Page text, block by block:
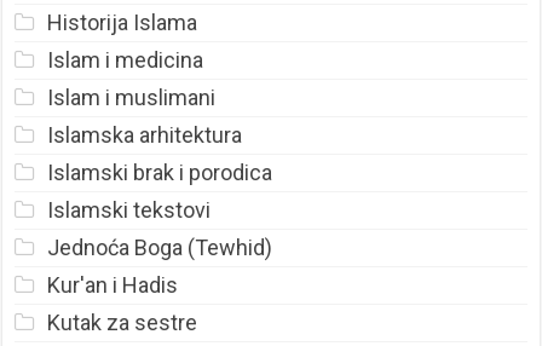
Historija Islama
Islam i medicina
Islam i muslimani
Islamska arhitektura
Islamski brak i porodica
Islamski tekstovi
Jednoća Boga (Tewhid)
Kur'an i Hadis
Kutak za sestre